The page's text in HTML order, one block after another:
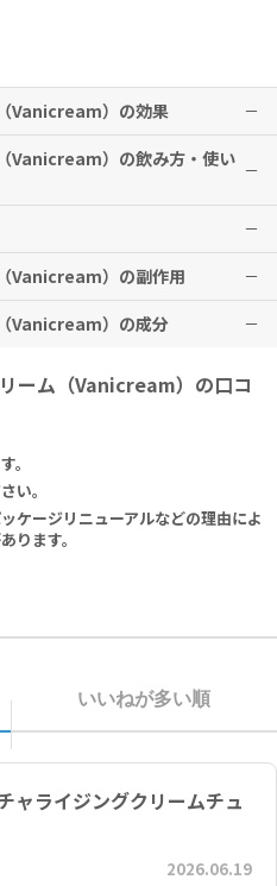
Vanicream）の効果
やかゆみ、炎症などもサポートし
を予めご了承ください。
Vanicream）の飲み方・使い
い。顔や手、足、全身にお使いい
さい。
のある方は、使用をお控えくださ
Vanicream）の副作用
使用を中止し、医師の診察をお受
Vanicream）の成分
Alcohol, Propylene Gl
Glyceryl Stearate, PEG-30
アリルアルコール、ＰＧ、セテア
ン酸グリセリル、ステアリン酸Ｐ
ーム（Vanicream）の口コ
。
い。
ケージリニューアルなどの理由によ
ります。
いいねが多い順
ャライジングクリームチュ
2026.06.19